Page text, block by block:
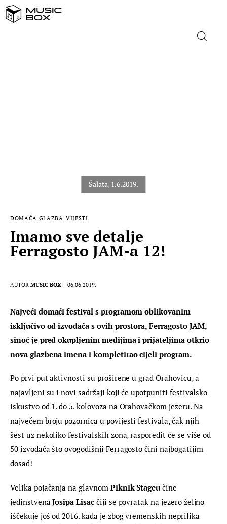
MUSIC BOX
DOMAĆA GLAZBA VIJESTI
Imamo sve detalje
Ferragosto JAM-a 12!
AUTOR MUSIC BOX 06.06.2019.
Najveći domaći festival s programom oblikovanim
isključivo od izvođača s ovih prostora, Ferragosto JAM,
sinoć je pred okupljenim medijima i prijateljima otkrio
nova glazbena imena i kompletirao cijeli program.
Po prvi put aktivnosti su proširene u grad Orahovicu, a
najavljeni su i novi sadržaji koji će upotpuniti festivalsko
iskustvo od 1. do 5. kolovoza na Orahovačkom jezeru. Na
najvećem broju pozornica u povijesti festivala, čak njih
šest uz nekoliko festivalskih zona, rasporedit će se više od
50 izvođača što ovogodišnji Ferragosto čini najbogatijim
dosad!
Velika pojačanja na glavnom Piknik Stageu čine
jedinstvena Josipa Lisac čiji se povratak na jezero željno
iščekuje još od 2016. kada je zbog vremenskih neprilika